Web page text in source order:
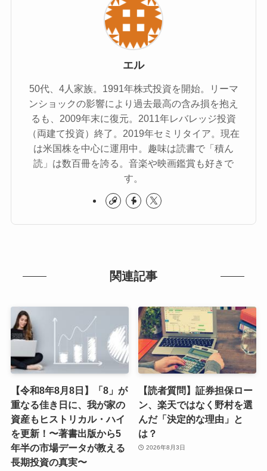
エル
50代、4人家族。1991年株式投資を開始。リーマ
ンショックの影響により過去最高の含み損を抱え
るも、2009年末に復元。2011年レバレッジ投資
（両建て投資）終了。2019年セミリタイア。現在
は米国株を中心に運用中。趣味は読書で「積ん
読」は数百冊を誇る。音楽や映画鑑賞も好きで
す。
関連記事
【令和8年8月8日】「8」が
重なる佳き日に、我が家の
資産もヒストリカル・ハイ
を更新！〜著書出版から5
年半の市場データが教える
長期投資の真実〜
【読者質問】証券担保ロー
ン、楽天ではなく野村を選
んだ「決定的な理由」と
は？
2026年8月3日